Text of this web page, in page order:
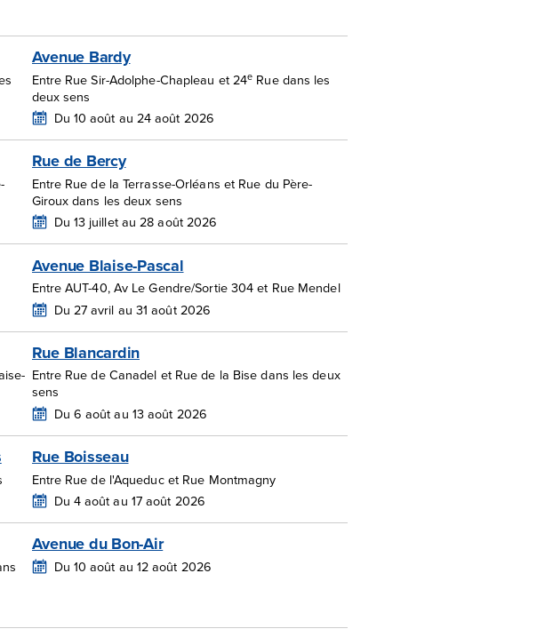
Avenue Bardy
Entre Rue Sir-Adolphe-Chapleau et 24e Rue dans les
deux sens
Du 10 août au 24 août 2026
Rue de Bercy
Entre Rue de la Terrasse-Orléans et Rue du Père-
Giroux dans les deux sens
Du 13 juillet au 28 août 2026
Avenue Blaise-Pascal
Entre AUT-40, Av Le Gendre/Sortie 304 et Rue Mendel
Du 27 avril au 31 août 2026
Rue Blancardin
Entre Rue de Canadel et Rue de la Bise dans les deux
sens
Du 6 août au 13 août 2026
Rue Boisseau
Entre Rue de l'Aqueduc et Rue Montmagny
Du 4 août au 17 août 2026
Avenue du Bon-Air
Du 10 août au 12 août 2026